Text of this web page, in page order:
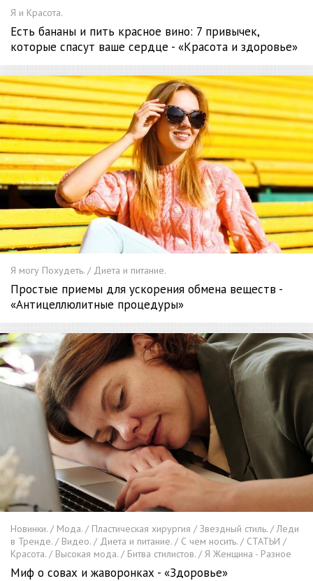
Я и Красота.
Есть бананы и пить красное вино: 7 привычек,
которые спасут ваше сердце - «Красота и здоровье»
Я могу Похудеть. / Диета и питание.
Простые приемы для ускорения обмена веществ -
«Антицеллюлитные процедуры»
Новинки. / Мода. / Пластическая хирургия / Звездный стиль. / Леди
в Тренде. / Видео. / Диета и питание. / С чем носить. / СТАТЬИ /
Красота. / Высокая мода. / Битва стилистов. / Я Женщина - Разное
Миф о совах и жаворонках - «Здоровье»